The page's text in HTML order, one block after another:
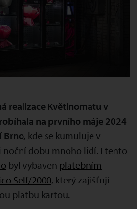
realizace Květinomatu v
na prvního máje 2024
Brno, kde se kumuluje v
noční dobu mnoho lidí. I tento
byl vybaven platebním
Self/2000, který zajišťují
platbu kartou.